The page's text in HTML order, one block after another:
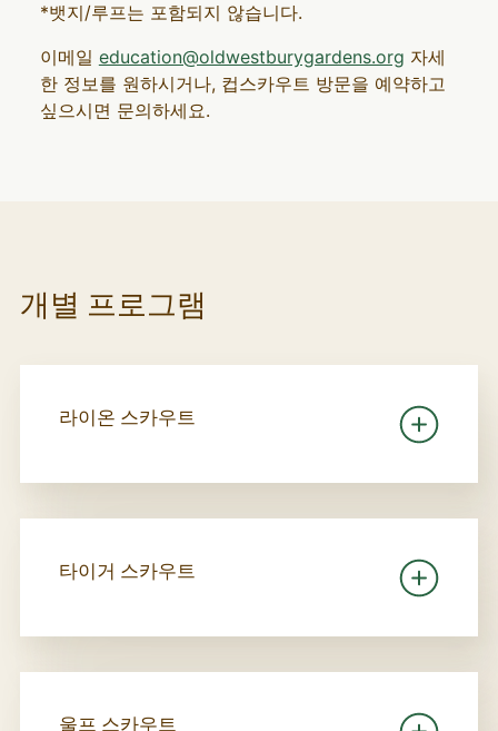
*뱃지/루프는 포함되지 않습니다.
이메일 education@oldwestburygardens.org 자세
한 정보를 원하시거나, 컵스카우트 방문을 예약하고
싶으시면 문의하세요.
개별 프로그램
라이온 스카우트
타이거 스카우트
울프 스카우트